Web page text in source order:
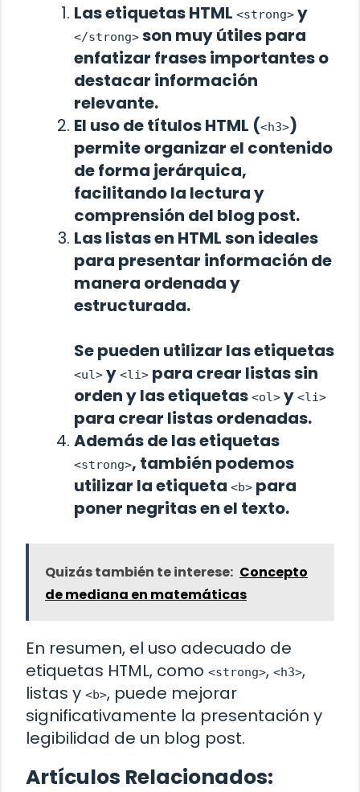
Las etiquetas HTML <strong> y
</strong> son muy útiles para
enfatizar frases importantes o
destacar información
relevante.
El uso de títulos HTML (<h3>)
permite organizar el contenido
de forma jerárquica,
facilitando la lectura y
comprensión del blog post.
Las listas en HTML son ideales
para presentar información de
manera ordenada y
estructurada.
Se pueden utilizar las etiquetas
<ul> y <li> para crear listas sin
orden y las etiquetas <ol> y <li>
para crear listas ordenadas.
Además de las etiquetas
<strong>, también podemos
utilizar la etiqueta <b> para
poner negritasen el texto.
Quizás también te interese: Concepto
de mediana en matemáticas
En resumen, el uso adecuado de
etiquetas HTML, como <strong>, <h3>,
listas y <b>, puede mejorar
significativamente la presentación y
legibilidad de un blog post.
Artículos Relacionados: